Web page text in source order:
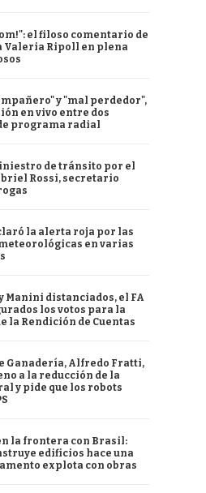
el filoso comentario de
Valeria Ripoll en plena
y "mal perdedor",
en vivo entre dos
programa radial
de tránsito por el
Rossi, secretario
la alerta roja por las
en varias
Manini distanciados, el FA
los votos para la
la Rendición de Cuentas
Ganadería, Alfredo Fratti,
a la reducción de la
y pide que los robots
la frontera con Brasil:
edificios hace una
explota con obras